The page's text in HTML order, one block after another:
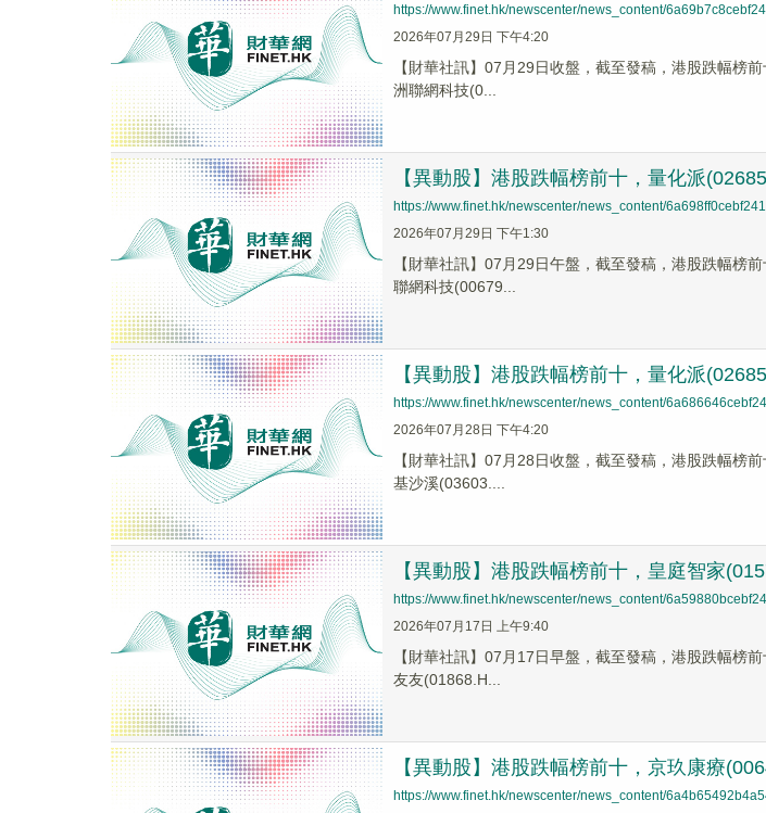
https://www.finet.hk/newscenter/news_content/
2026年07月29日 下午4:20
【財華社訊】07月29日收盤，截至發稿，港股跌幅榜
洲聯網科技(0...
【異動股】港股跌幅榜前十，量化派
https://www.finet.hk/newscenter/news_content/
2026年07月29日 下午1:30
【財華社訊】07月29日午盤，截至發稿，港股跌幅榜
聯網科技(00679...
【異動股】港股跌幅榜前十，量化派
https://www.finet.hk/newscenter/news_content/
2026年07月28日 下午4:20
【財華社訊】07月28日收盤，截至發稿，港股跌幅榜
基沙溪(03603....
【異動股】港股跌幅榜前十，皇庭智家
https://www.finet.hk/newscenter/news_content/
2026年07月17日 上午9:40
【財華社訊】07月17日早盤，截至發稿，港股跌幅榜
友友(01868.H...
【異動股】港股跌幅榜前十，京玖康療
https://www.finet.hk/newscenter/news_content/